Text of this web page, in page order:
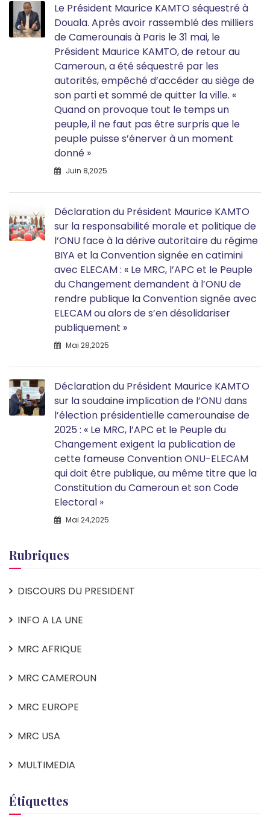
Le Président Maurice KAMTO séquestré à
Douala. Après avoir rassemblé des milliers
de Camerounais à Paris le 31 mai, le
Président Maurice KAMTO, de retour au
Cameroun, a été séquestré par les
autorités, empêché d’accéder au siège de
son parti et sommé de quitter la ville. «
Quand on provoque tout le temps un
peuple, il ne faut pas être surpris que le
peuple puisse s’énerver à un moment
donné »
Juin 8,2025
Déclaration du Président Maurice KAMTO
sur la responsabilité morale et politique de
l’ONU face à la dérive autoritaire du régime
BIYA et la Convention signée en catimini
avec ELECAM : « Le MRC, l’APC et le Peuple
du Changement demandent à l’ONU de
rendre publique la Convention signée avec
ELECAM ou alors de s’en désolidariser
publiquement »
Mai 28,2025
Déclaration du Président Maurice KAMTO
sur la soudaine implication de l’ONU dans
l’élection présidentielle camerounaise de
2025 : « Le MRC, l’APC et le Peuple du
Changement exigent la publication de
cette fameuse Convention ONU-ELECAM
qui doit être publique, au même titre que la
Constitution du Cameroun et son Code
Electoral »
Mai 24,2025
Rubriques
DISCOURS DU PRESIDENT
INFO A LA UNE
MRC AFRIQUE
MRC CAMEROUN
MRC EUROPE
MRC USA
MULTIMEDIA
Étiquettes